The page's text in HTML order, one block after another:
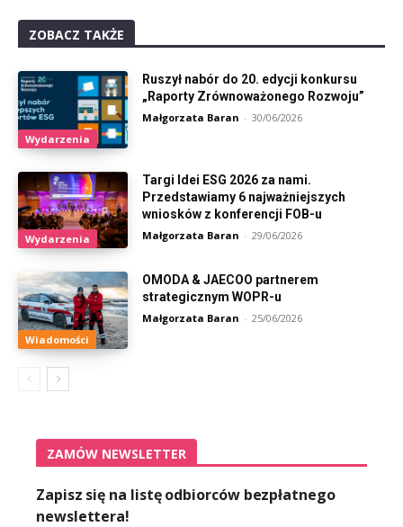
ZOBACZ TAKŻE
Wydarzenia
Ruszył nabór do 20. edycji konkursu
„Raporty Zrównoważonego Rozwoju”
Małgorzata Baran - 30/06/2026
Wydarzenia
Targi Idei ESG 2026 za nami.
Przedstawiamy 6 najważniejszych
wniosków z konferencji FOB-u
Małgorzata Baran - 29/06/2026
Wiadomości
OMODA & JAECOO partnerem
strategicznym WOPR-u
Małgorzata Baran - 25/06/2026
ZAMÓW NEWSLETTER
Zapisz się na listę odbiorców bezpłatnego
newslettera!